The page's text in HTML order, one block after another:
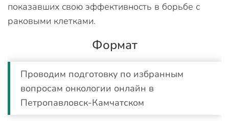
показавших свою эффективность в борьбе с
раковыми клетками.
Формат
Проводим подготовку по избранным
вопросам онкологии онлайн в
Петропавловск-Камчатском